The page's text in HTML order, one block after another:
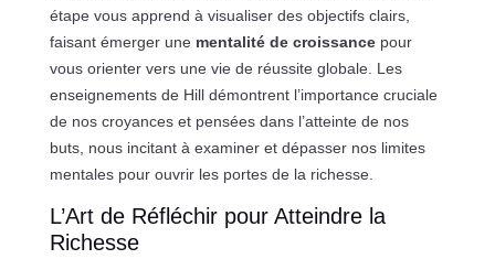
étape vous apprend à visualiser des objectifs clairs,
faisant émerger une mentalité de croissancepour
vous orienter vers une vie de réussite globale. Les
enseignements de Hill démontrent l’importance cruciale
de nos croyances et pensées dans l’atteinte de nos
buts, nous incitant à examiner et dépasser nos limites
mentales pour ouvrir les portes de la richesse.
L’Art de Réfléchir pour Atteindre la
Richesse